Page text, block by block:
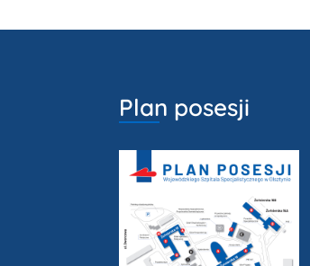
Plan posesji